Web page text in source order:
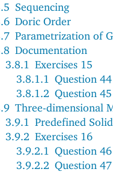
Sequencing
Doric Order
Parametrization of
Documentation
3.8.1 Exercises 15
3.8.1.1 Question 44
3.8.1.2 Question 45
Three-dimensional
3.9.1 Predefined
3.9.2 Exercises 16
3.9.2.1 Question 46
3.9.2.2 Question 47